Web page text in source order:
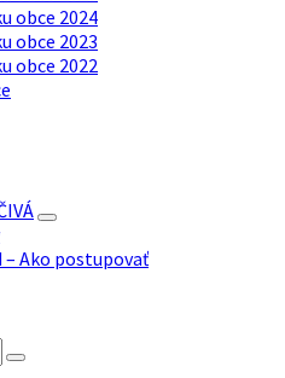
obce 2024
obce 2023
obce 2022
– Ako postupovať